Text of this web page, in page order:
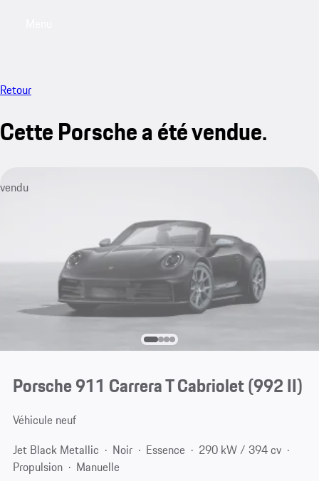
Retour
Cette Porsche a été vendue.
vendu
Porsche 911 Carrera T Cabriolet(992 II)
Véhicule neuf
Jet Black Metallic
Noir Essence
290 kW / 394 cv
Propulsion
Manuelle